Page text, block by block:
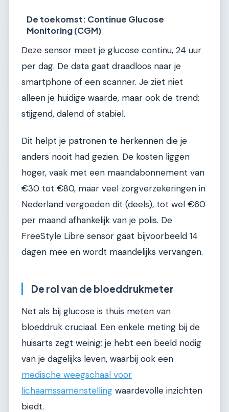
De toekomst: Continue Glucose
Monitoring (CGM)
Deze sensor meet je glucose continu, 24 uur
per dag. De data gaat draadloos naar je
smartphone of een scanner. Je ziet niet
alleen je huidige waarde, maar ook de trend:
stijgend, dalend of stabiel.
Dit helpt je patronen te herkennen die je
anders nooit had gezien. De kosten liggen
hoger, vaak met een maandabonnement van
€30 tot €80, maar veel zorgverzekeringen in
Nederland vergoeden dit (deels), tot wel €60
per maand afhankelijk van je polis. De
FreeStyle Libre sensor gaat bijvoorbeeld 14
dagen mee en wordt maandelijks vervangen.
De rol van de bloeddrukmeter
Net als bij glucose is thuis meten van
bloeddruk cruciaal. Een enkele meting bij de
huisarts zegt weinig; je hebt een beeld nodig
van je dagelijks leven, waarbij ook een
medische weegschaal voor
lichaamssamenstelling waardevolle inzichten
biedt.